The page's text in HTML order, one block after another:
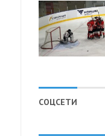
СОЦСЕТИ